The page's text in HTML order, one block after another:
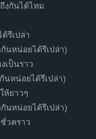
งกันได้ไหม
รึเปล่า
นหน่อยได้รึเปล่า)
เป็นราว
นหน่อยได้รึเปล่า)
ห้ยาวๆ
นหน่อยได้รึเปล่า)
วคราว